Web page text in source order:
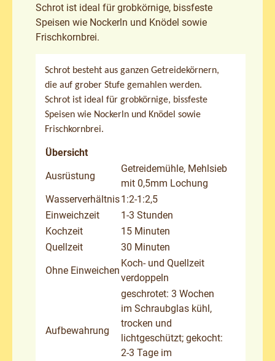
Schrot ist ideal für grobkörnige, bissfeste
Speisen wie Nockerln und Knödel sowie
Frischkornbrei.
Schrot besteht aus ganzen Getreidekörnern,
die auf grober Stufe gemahlen werden.
Schrot ist ideal für grobkörnige, bissfeste
Speisen wie Nockerln und Knödel sowie
Frischkornbrei.
Übersicht
Ausrüstung
Getreidemühle, Mehlsieb
mit 0,5mm Lochung
Wasserverhältnis1:2-1:2,5
Einweichzeit
1-3 Stunden
Kochzeit
15 Minuten
Quellzeit
30 Minuten
Ohne Einweichen
Koch- und Quellzeit
verdoppeln
Aufbewahrung
geschrotet: 3 Wochen
im Schraubglas kühl,
trocken und
lichtgeschützt; gekocht:
2-3 Tage im